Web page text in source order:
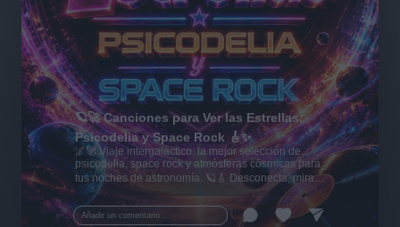
Añadir un comentario ...
🪐🚀 Canciones para Ver las Estrellas:
Psicodelia y Space Rock 🎸✨
🌌🚀 Viaje intergaláctico: la mejor selección de
psicodelia, space rock y atmósferas cósmicas para
tus noches de astronomía. 🪐🎸 Desconecta, mira
al firmamento y siente la gravedad cero. 💾 ¡Guarda
esta colección para tu próxima noche estrellada!
✨⭐